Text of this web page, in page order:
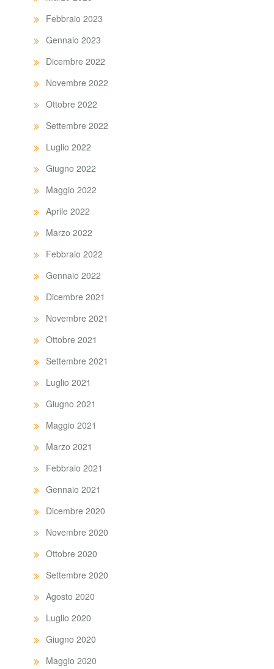
Febbraio 2023
Gennaio 2023
Dicembre 2022
Novembre 2022
Ottobre 2022
Settembre 2022
Luglio 2022
Giugno 2022
Maggio 2022
Aprile 2022
Marzo 2022
Febbraio 2022
Gennaio 2022
Dicembre 2021
Novembre 2021
Ottobre 2021
Settembre 2021
Luglio 2021
Giugno 2021
Maggio 2021
Marzo 2021
Febbraio 2021
Gennaio 2021
Dicembre 2020
Novembre 2020
Ottobre 2020
Settembre 2020
Agosto 2020
Luglio 2020
Giugno 2020
Maggio 2020